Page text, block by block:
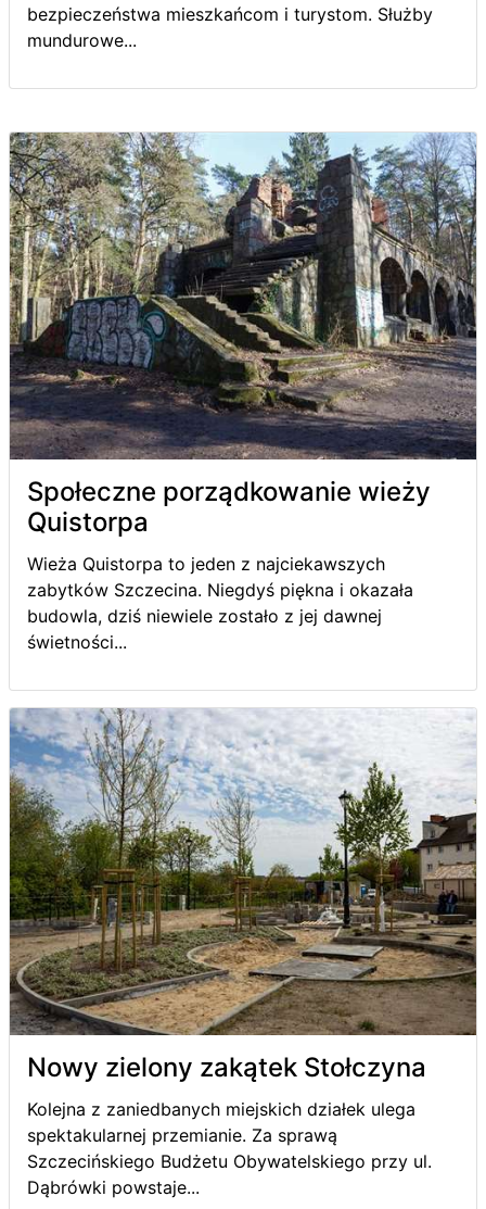
bezpieczeństwa mieszkańcom i turystom. Służby
mundurowe...
Społeczne porządkowanie wieży
Quistorpa
Wieża Quistorpa to jeden z najciekawszych
zabytków Szczecina. Niegdyś piękna i okazała
budowla, dziś niewiele zostało z jej dawnej
świetności...
Nowy zielony zakątek Stołczyna
Kolejna z zaniedbanych miejskich działek ulega
spektakularnej przemianie. Za sprawą
Szczecińskiego Budżetu Obywatelskiego przy ul.
Dąbrówki powstaje...